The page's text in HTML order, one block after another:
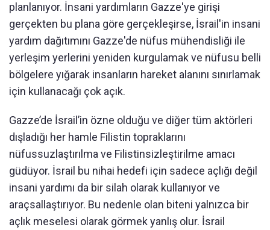
planlanıyor. İnsani yardımların Gazze'ye girişi
gerçekten bu plana göre gerçekleşirse, İsrail'in insani
yardım dağıtımını Gazze'de nüfus mühendisliği ile
yerleşim yerlerini yeniden kurgulamak ve nüfusu belli
bölgelere yığarak insanların hareket alanını sınırlamak
için kullanacağı çok açık.
Gazze’de İsrail’in özne olduğu ve diğer tüm aktörleri
dışladığı her hamle Filistin topraklarını
nüfussuzlaştırılma ve Filistinsizleştirilme amacı
güdüyor. İsrail bu nihai hedefi için sadece açlığı değil
insani yardımı da bir silah olarak kullanıyor ve
araçsallaştırıyor. Bu nedenle olan biteni yalnızca bir
açlık meselesi olarak görmek yanlış olur. İsrail